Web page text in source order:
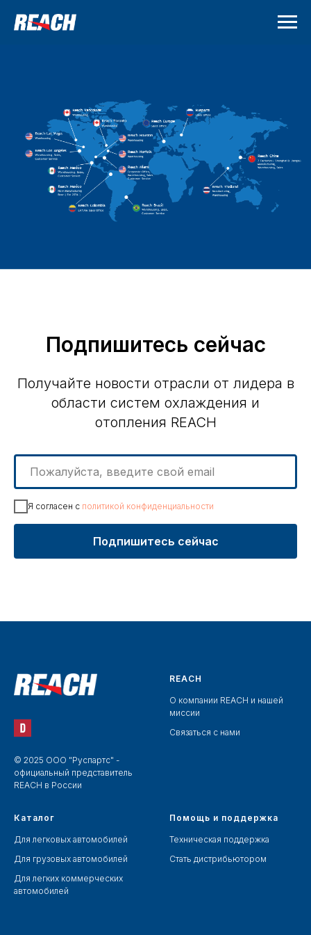
Подпишитесь сейчас
Получайте новости отрасли от лидера в
области систем охлаждения и
отопления REACH
Я согласен c политикой конфиденциальности
Подпишитесь сейчас
© 2025 ООО "Руспартс" -
официальный представитель
REACH в России
REACH
О компании REACH и нашей
миссии
Связаться с нами
Каталог
Для легковых автомобилей
Для грузовых автомобилей
Для легких коммерческих
автомобилей
Помощь и поддержка
Техническая поддержка
Стать дистрибьютором